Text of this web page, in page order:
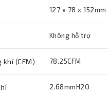
127 x 78 x 152mm
Không hỗ trợ
(CFM) 78.25CFM
2.68mmH2O